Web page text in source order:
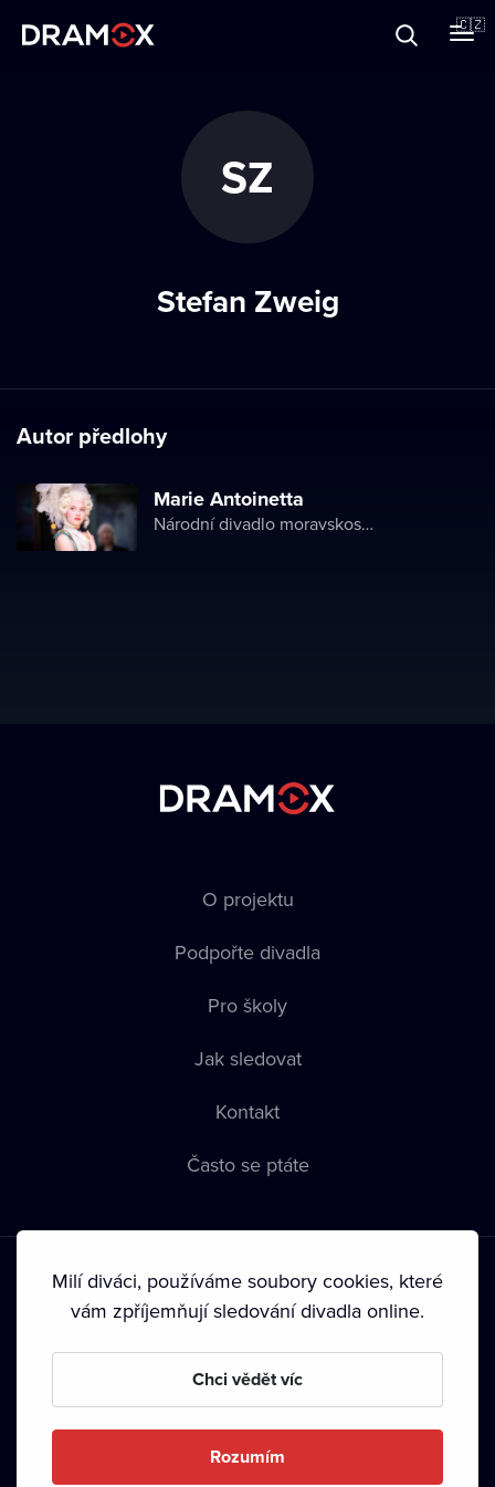
🇨🇿
SZ
Stefan Zweig
Autor předlohy
Marie Antoinetta
Národní divadlo moravskoslezské
O projektu
Podpořte divadla
Pro školy
Jak sledovat
Kontakt
Často se ptáte
Podmínky používání • Ochrana soukromí • Zásady používání
• Autorská práva•
Milí diváci, používáme soubory cookies, které
vám zpříjemňují sledování divadla online.
Chci vědět víc
Rozumím